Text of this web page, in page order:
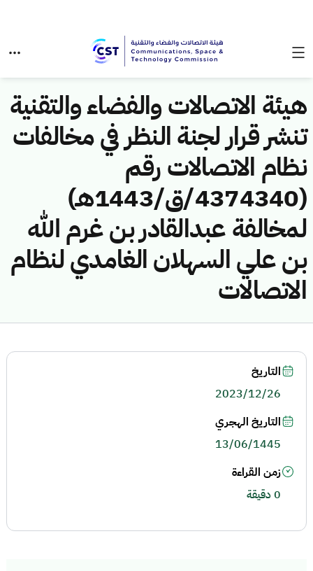
هيئة الاتصالات والفضاء والتقنية
تنشر قرار لجنة النظر في مخالفات
نظام الاتصالات رقم
(4374340/ق/1443هـ)
لمخالفة عبدالقادر بن غرم الله
بن علي السهلان الغامدي لنظام
الاتصالات
التاريخ
2023/12/26
التاريخ الهجري
13/06/1445
زمن القراءة
0 دقيقة